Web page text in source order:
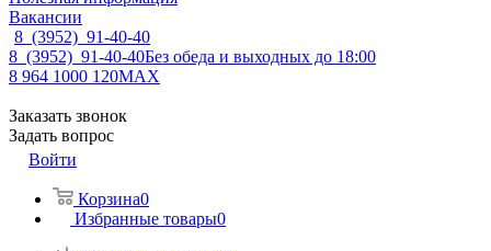
Вакансии
8 (3952) 91-40-40
8 (3952) 91-40-40Без обеда и выходных до 18:00
8 964 1000 120MAX
Заказать звонок
Задать вопрос
Войти
Корзина0
Избранные товары0